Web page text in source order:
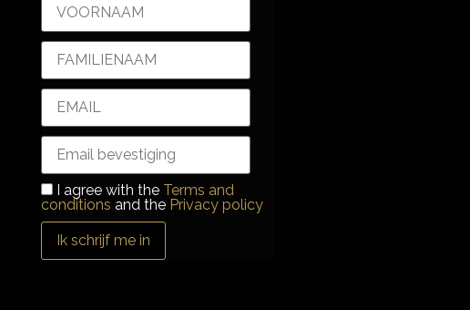
I agree with the Terms and
conditions and the Privacy policy
Ik schrijf me in